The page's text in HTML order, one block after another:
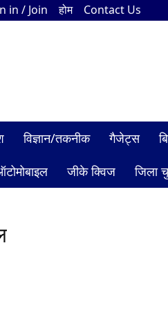
in / Join होम Contact Us
विज्ञान/तकनीक गैजेट्स
जीके क्विज जिला